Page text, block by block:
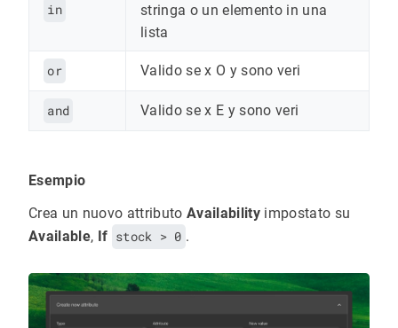
in
stringa o un elemento in una
lista
or Valido se x O y sono veri
and Valido se x E y sono veri
Esempio
Crea un nuovo attributo Availabilityimpostato su
Available, If stock > 0 .